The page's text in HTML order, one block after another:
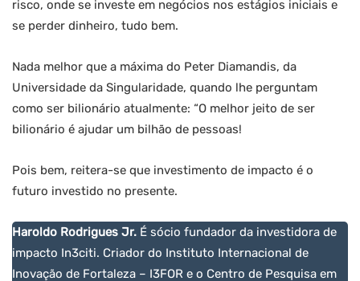
risco, onde se investe em negócios nos estágios iniciais e
se perder dinheiro, tudo bem.
Nada melhor que a máxima do Peter Diamandis, da
Universidade da Singularidade, quando lhe perguntam
como ser bilionário atualmente: “O melhor jeito de ser
bilionário é ajudar um bilhão de pessoas!
Pois bem, reitera-se que investimento de impacto é o
futuro investido no presente.
Haroldo Rodrigues Jr. É sócio fundador da investidora de
impacto In3citi. Criador do Instituto Internacional de
Inovação de Fortaleza – I3FOR e o Centro de Pesquisa em